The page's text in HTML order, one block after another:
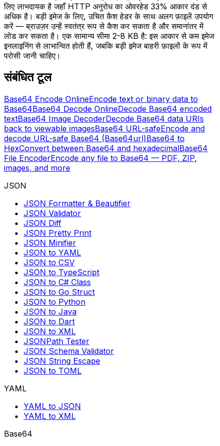
लिए लाभदायक है जहाँ HTTP अनुरोध का ओवरहेड 33% आकार दंड से
अधिक है। बड़ी इमेज के लिए, उचित कैश हेडर के साथ अलग फ़ाइलें उपयोग
करें — ब्राउज़र उन्हें स्वतंत्र रूप से कैश कर सकता है और समानांतर में
लोड कर सकता है। एक सामान्य सीमा 2-8 KB है: इस आकार से कम इमेज
इनलाइनिंग से लाभान्वित होती हैं, जबकि बड़ी इमेज बाहरी फ़ाइलों के रूप में
परोसी जानी चाहिए।
संबंधित टूल
Base64 Encode OnlineEncode text or binary data to
Base64Base64 Decode OnlineDecode Base64 encoded
textBase64 Image DecoderDecode Base64 data URIs
back to viewable imagesBase64 URL-safeEncode and
decode URL-safe Base64 (Base64url)Base64 to
HexConvert between Base64 and hexadecimalBase64
File EncoderEncode any file to Base64 — PDF, ZIP,
images, and more
JSON
JSON Formatter & Beautifier
JSON Validator
JSON Diff
JSON Pretty Print
JSON Minifier
JSON to YAML
JSON to CSV
JSON to TypeScript
JSON to C# Class
JSON to Go Struct
JSON to Python
JSON to Java
JSON to Dart
JSON to XML
JSONPath Tester
JSON Schema Validator
JSON String Escape
JSON to TOML
YAML
YAML to JSON
YAML to XML
Base64